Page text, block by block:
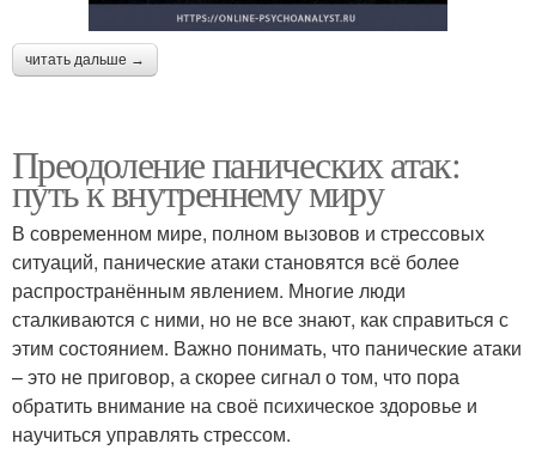
читать дальше →
Преодоление панических атак:
путь к внутреннему миру
В современном мире, полном вызовов и стрессовых
ситуаций, панические атаки становятся всё более
распространённым явлением. Многие люди
сталкиваются с ними, но не все знают, как справиться с
этим состоянием. Важно понимать, что панические атаки
– это не приговор, а скорее сигнал о том, что пора
обратить внимание на своё психическое здоровье и
научиться управлять стрессом.